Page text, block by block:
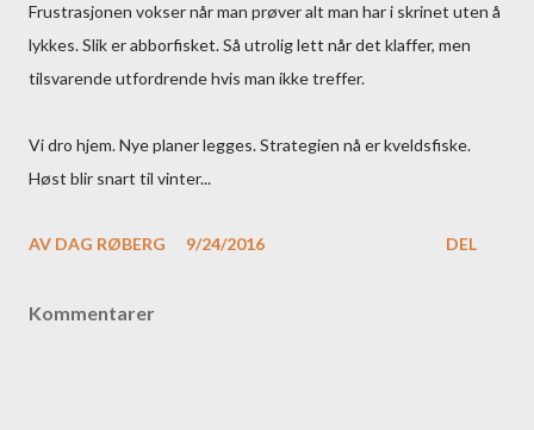
Frustrasjonen vokser når man prøver alt man har i skrinet uten å
lykkes. Slik er abborfisket. Så utrolig lett når det klaffer, men
tilsvarende utfordrende hvis man ikke treffer.
Vi dro hjem. Nye planer legges. Strategien nå er kveldsfiske.
Høst blir snart til vinter...
AV DAG RØBERG 9/24/2016 DEL
Kommentarer